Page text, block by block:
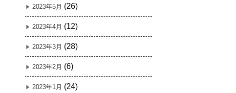
2023年5月 (26)
2023年4月 (12)
2023年3月 (28)
2023年2月 (6)
2023年1月 (24)